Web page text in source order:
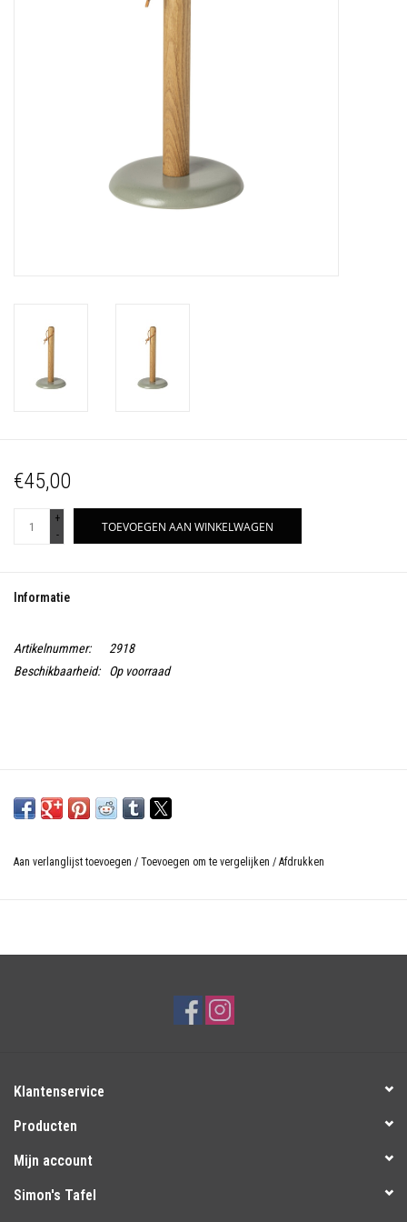
€45,00
+
-
TOEVOEGEN AAN WINKELWAGEN
Informatie
Artikelnummer:
2918
Beschikbaarheid:
Op voorraad
Aan verlanglijst toevoegen / Toevoegen om te vergelijken / Afdrukken
Klantenservice
Producten
Mijn account
Simon's Tafel